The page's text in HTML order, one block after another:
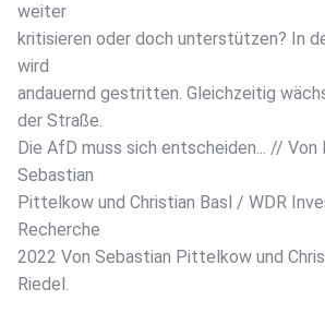
weiter
kritisieren oder doch unterstützen? In
wird
andauernd gestritten. Gleichzeitig
der Straße.
Die AfD muss sich entscheiden... // Von
Sebastian
Pittelkow und Christian Basl / WDR
Recherche
2022 Von Sebastian Pittelkow und
Riedel.